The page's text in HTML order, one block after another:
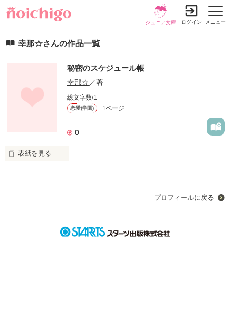
メニュー
ジュニア文庫 ログイン
幸那☆さんの作品一覧
秘密のスケジュール帳
幸那☆ ／著
総文字数/1
恋愛(学園) 1ページ
0
表紙を見る
プロフィールに戻る